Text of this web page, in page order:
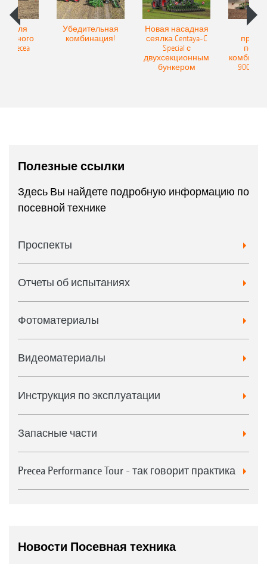
для
точного
Precea
Убедительная
комбинация!
Новая насадная
сеялка Centaya-C
Special с
двухсекционным
бункером
9004-
Полезные ссылки
Здесь Вы найдете подробную информацию по
посевной технике
Проспекты
Отчеты об испытаниях
Фотоматериалы
Видеоматериалы
Инструкция по эксплуатации
Запасные части
Precea Performance Tour - так говорит практика
Новости Посевная техника